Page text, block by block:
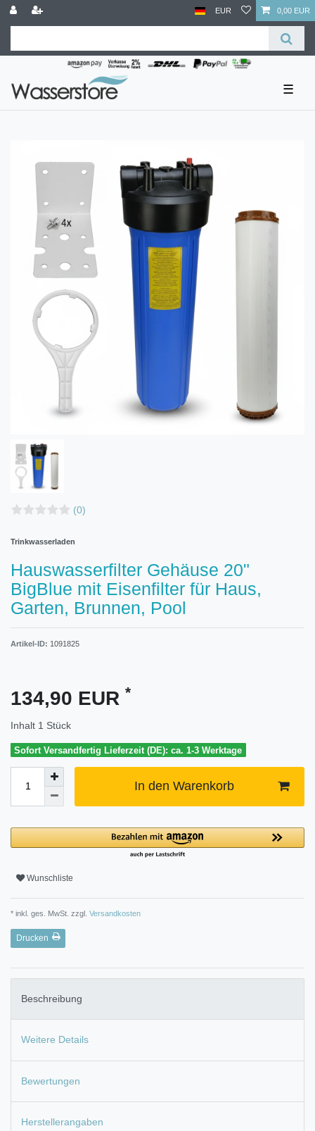
EUR 0,00 EUR
☰
(0)
Trinkwasserladen
Hauswasserfilter Gehäuse 20"
BigBlue mit Eisenfilter für Haus,
Garten, Brunnen, Pool
Artikel-ID: 1091825
134,90 EUR *
Inhalt 1 Stück
Sofort Versandfertig Lieferzeit (DE): ca. 1-3 Werktage
In den Warenkorb
Wunschliste
* inkl. ges. MwSt. zzgl. Versandkosten
Drucken
Beschreibung
Weitere Details
Bewertungen
Herstellerangaben